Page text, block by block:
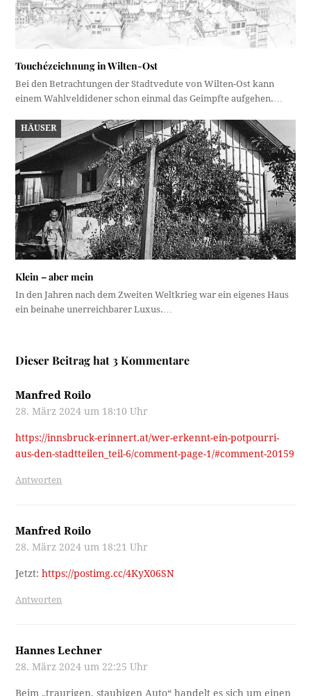
Touchézeichnung in Wilten-Ost
Bei den Betrachtungen der Stadtvedute von Wilten-Ost kann
einem Wahlveldidener schon einmal das Geimpfte aufgehen.…
HÄUSER
Klein – aber mein
In den Jahren nach dem Zweiten Weltkrieg war ein eigenes Haus
ein beinahe unerreichbarer Luxus.…
Dieser Beitrag hat 3 Kommentare
Manfred Roilo
28. März 2024 um 18:10 Uhr
https://innsbruck-erinnert.at/wer-erkennt-ein-potpourri-
aus-den-stadtteilen_teil-6/comment-page-1/#comment-20159
Antworten
Manfred Roilo
28. März 2024 um 18:21 Uhr
Jetzt:https://postimg.cc/4KyX06SN
Antworten
Hannes Lechner
28. März 2024 um 22:25 Uhr
Beim „traurigen, staubigen Auto“ handelt es sich um einen